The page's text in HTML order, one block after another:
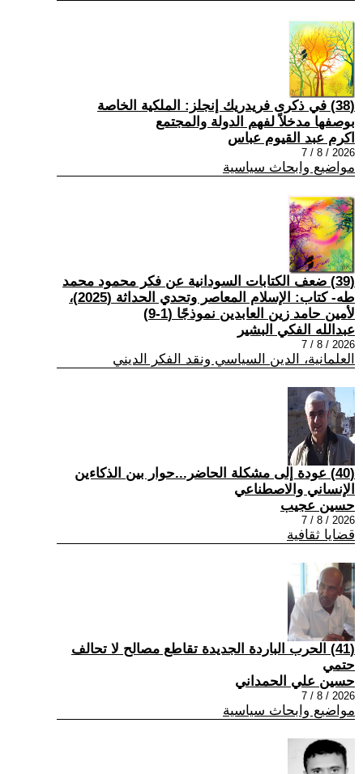
(38) في ذكرى فريدريك إنجلز: الملكية الخاصة
بوصفها مدخلاً لفهم الدولة والمجتمع
اكرم عبد القيوم عباس
2026 / 8 / 7
مواضيع وابحاث سياسية
(39) ضعف الكتابات السودانية عن فكر محمود محمد
طه- كتاب: الإسلام المعاصر وتحدي الحداثة (2025)،
لأمين حامد زين العابدين نموذجًا (1-9)
عبدالله الفكي البشير
2026 / 8 / 7
العلمانية، الدين السياسي ونقد الفكر الديني
(40) عودة إلى مشكلة الحاضر...حوار بين الذكاءين
الإنساني والاصطناعي
حسين عجيب
2026 / 8 / 7
قضايا ثقافية
(41) الحرب الباردة الجديدة تقاطع مصالح لا تحالف
حتمي
حسين علي الحمداني
2026 / 8 / 7
مواضيع وابحاث سياسية